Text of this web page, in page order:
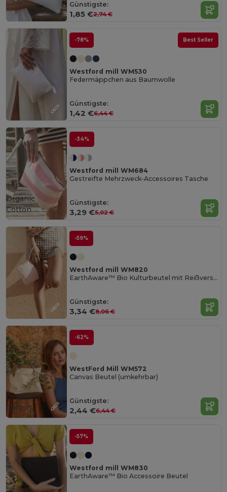
Günstigste:
1,85 €2,74 €
-78% Best Seller
Westford mill WM530
Federmäppchen aus Baumwolle
Günstigste:
1,42 €6,44 €
-34%
Westford mill WM684
Gestreifte Mehrzweck-Accessoires Tasche
Günstigste:
3,29 €5,02 €
Organic
Cotton
-59%
Westford mill WM820
EarthAware™ Bio Kulturbeutel mit Reißverschluss
Günstigste:
3,34 €8,06 €
-62%
WestFord Mill WM572
Canvas Beutel (umkehrbar)
Günstigste:
2,44 €6,44 €
Organic
Cotton
-57%
Westford mill WM830
EarthAware™ Bio Accessoire Beutel